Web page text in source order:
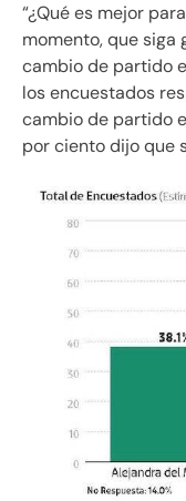
“¿Qué es mejor
momento, que siga
cambio de partido
los encuestados
cambio de partido
por ciento dijo que